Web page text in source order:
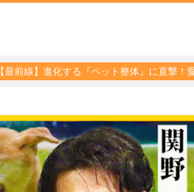
【最前線】進化する『ペット整体』に直撃！